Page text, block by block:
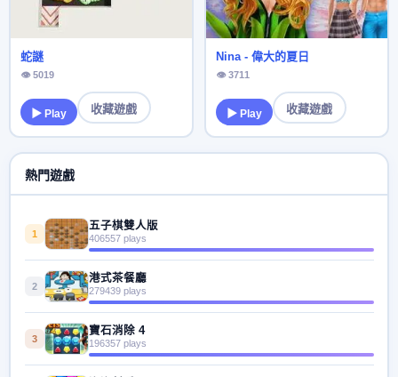
蛇謎
👁 5019
▶ Play 收藏遊戲
Nina - 偉大的夏日
👁 3711
▶ Play 收藏遊戲
熱門遊戲
1
五子棋雙人版
406557 plays
2
港式茶餐廳
279439 plays
3
寶石消除 4
196357 plays